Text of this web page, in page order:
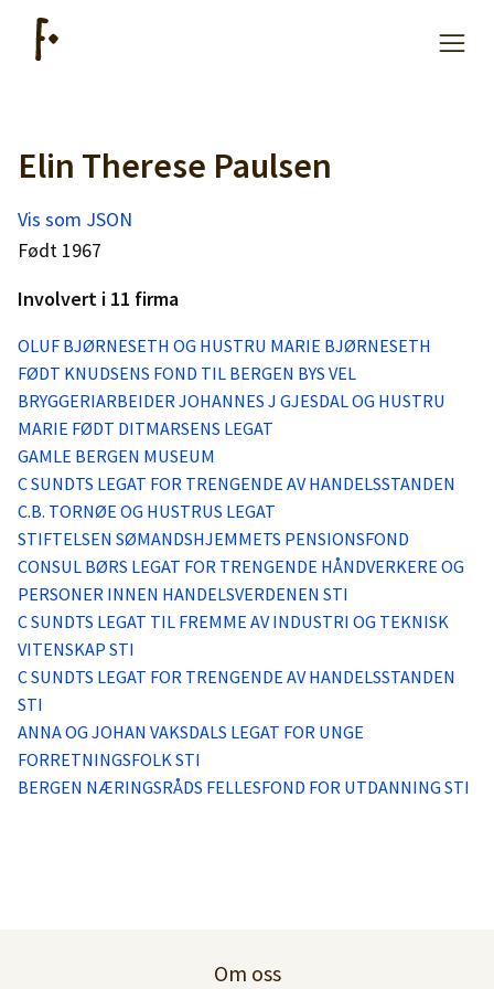
Artikler
Hjelp
Kjøpe lister
Priser
Logg inn
Lag konto
Elin Therese Paulsen
Vis som JSON
Født 1967
Involvert i 11 firma
OLUF BJØRNESETH OG HUSTRU MARIE BJØRNESETH
FØDT KNUDSENS FOND TIL BERGEN BYS VEL
BRYGGERIARBEIDER JOHANNES J GJESDAL OG HUSTRU
MARIE FØDT DITMARSENS LEGAT
GAMLE BERGEN MUSEUM
C SUNDTS LEGAT FOR TRENGENDE AV HANDELSSTANDEN
C.B. TORNØE OG HUSTRUS LEGAT
STIFTELSEN SØMANDSHJEMMETS PENSIONSFOND
CONSUL BØRS LEGAT FOR TRENGENDE HÅNDVERKERE OG
PERSONER INNEN HANDELSVERDENEN STI
C SUNDTS LEGAT TIL FREMME AV INDUSTRI OG TEKNISK
VITENSKAP STI
C SUNDTS LEGAT FOR TRENGENDE AV HANDELSSTANDEN
STI
ANNA OG JOHAN VAKSDALS LEGAT FOR UNGE
FORRETNINGSFOLK STI
BERGEN NÆRINGSRÅDS FELLESFOND FOR UTDANNING STI
Om oss